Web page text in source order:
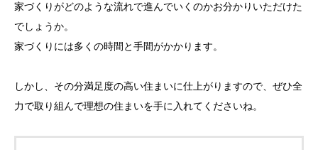
家づくりがどのような流れで進んでいくのかお分かりいただけた
でしょうか。
家づくりには多くの時間と手間がかかります。
しかし、その分満足度の高い住まいに仕上がりますので、ぜひ全
力で取り組んで理想の住まいを手に入れてくださいね。